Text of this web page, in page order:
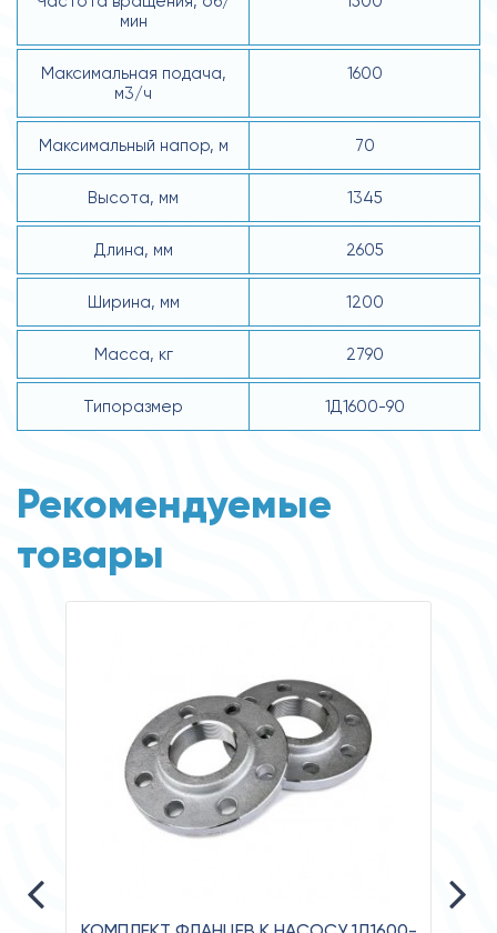
мин
Максимальная подача,
м3/ч
1600
Максимальный напор, м 70
Высота, мм 1345
Длина, мм 2605
Ширина, мм 1200
Масса, кг 2790
Типоразмер 1Д1600-90
Рекомендуемые
товары